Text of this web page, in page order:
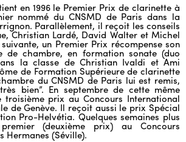
en 1996 le Premier Prix de clarinette à
nommé du CNSMD de Paris dans la
Parallèlement, il reçoit les conseils
Christian Lardé, David Walter et Michel
suivante, un Premier Prix récompense son
de chambre, en formation sonate (duo
la classe de Christian Ivaldi et Ami
de Formation Supérieure de clarinette
du CNSMD de Paris lui est remis,
bien”. En septembre de cette même
prix au Concours International
de Genève. Il reçoit aussi le prix Spécial
Pro-Helvétia. Quelques semaines plus
(deuxième prix) au Concours
Hermanes (Séville).